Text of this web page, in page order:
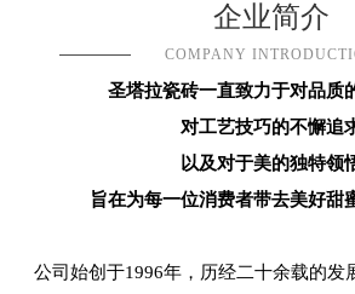
企业简介
COMPANY
圣塔拉瓷砖一直致力于对品质
对工艺技巧的不懈追
以及对于美的独特领
旨在为每一位消费者带去美好甜
公司始创于1996年，历经二十余载的发